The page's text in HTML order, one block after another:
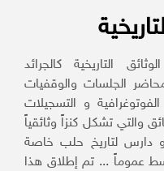
التاريخية كالجرائد
الجلسات والوقفيات
و التسجيلات
والتي تشكل كنزاً وثائقياً
دارس لتاريخ حلب خاصة
عموماً ... تم إطلاق هذا